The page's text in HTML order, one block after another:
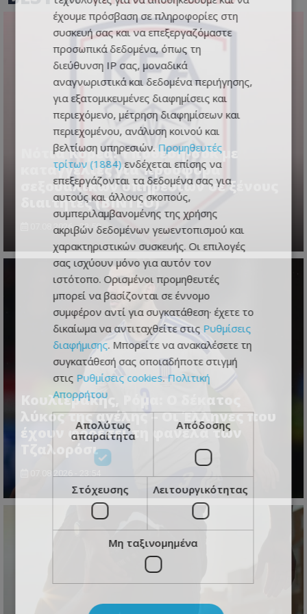
Νότια Κορέα: Υπόθεση-σοκ με
καταγγελίες για προσφορά
σεξουαλικών υπηρεσιών σε ξένους
διαιτητές (BINTEO)
07.08.2026 - 23:59
Κουλιεράκης, Ρόμα: Ο δέκατος
λύκος της αγέλης – Οι Έλληνες που
έχουν φορέσει τη φανέλα των
Τζαλορόσι
έχουμε πρόσβαση σε πληροφορίες στη
συσκευή σας και να επεξεργαζόμαστε
προσωπικά δεδομένα, όπως τη
διεύθυνση IP σας, μοναδικά
αναγνωριστικά και δεδομένα περιήγησης,
για εξατομικευμένες διαφημίσεις και
περιεχόμενο, μέτρηση διαφημίσεων και
περιεχομένου, ανάλυση κοινού και
βελτίωση υπηρεσιών. Προμηθευτές
τρίτων (1884) ενδέχεται επίσης να
επεξεργάζονται τα δεδομένα σας για
αυτούς και άλλους σκοπούς,
συμπεριλαμβανομένης της χρήσης
ακριβών δεδομένων γεωεντοπισμού και
χαρακτηριστικών συσκευής. Οι επιλογές
σας ισχύουν μόνο για αυτόν τον
ιστότοπο. Ορισμένοι προμηθευτές
μπορεί να βασίζονται σε έννομο
συμφέρον αντί για συγκατάθεση· έχετε το
δικαίωμα να αντιταχθείτε στις Ρυθμίσεις
διαφήμισης. Μπορείτε να ανακαλέσετε τη
συγκατάθεσή σας οποιαδήποτε στιγμή
στις Ρυθμίσεις cookies. Πολιτική
Απορρήτου
Απολύτως
απαραίτητα
Απόδοσης
Στόχευσης Λειτουργικότητας
Μη ταξινομημένα